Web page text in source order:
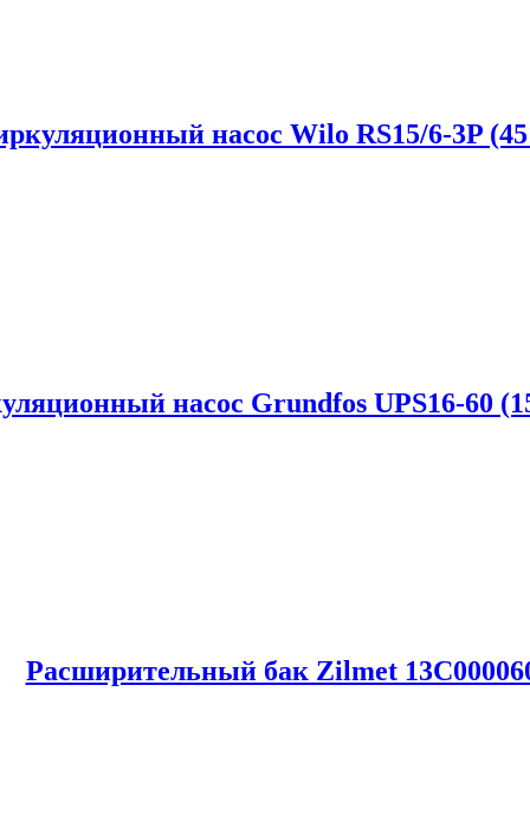
насос Wilo RS15/6-3P
насос Grundfos UPS16-60
Расширительный бак Zilmet